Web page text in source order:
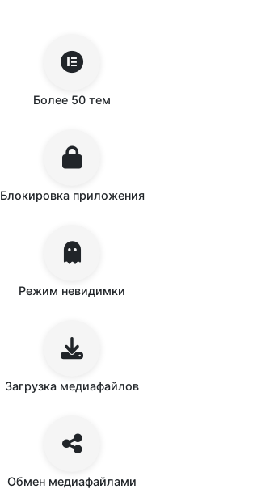
Более 50 тем
Блокировка приложения
Режим невидимки
Загрузка медиафайлов
Обмен медиафайлами